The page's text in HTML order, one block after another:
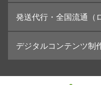
冊子/パンフレットのデザイン
学校・会社案内パンフレット
高精細印刷（スブリマ印刷）
社内報
名刺
一般印刷 （オンデマンド・オ
ブランディング戦略
イベント運営
コンテンツ制作
周年事業
採用プロモーション
発送代行・全国流通（
デジタルコンテンツ制
イラスト・キャラクター制作